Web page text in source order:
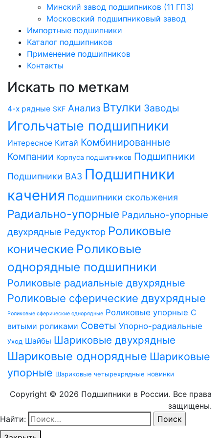
Минский завод подшипников (11 ГПЗ)
Московский подшипниковый завод
Импортные подшипники
Каталог подшипников
Применение подшипников
Контакты
Искать по меткам
4-х рядные SKF Анализ Втулки Заводы
Игольчатые подшипники
Интересное Китай Комбинированные
Компании Корпуса подшипников Подшипники
Подшипники ВАЗ Подшипники
качения Подшипники скольжения
Радиально-упорные Радильно-упорные
двухрядные Редуктор Роликовые
конические Роликовые
однорядные подшипники
Роликовые радиальные двухрядные
Роликовые сферические двухрядные
Роликовые сферические однорядные Роликовые упорные С
витыми роликами Советы Упорно-радиальные
Уход Шайбы Шариковые двухрядные
Шариковые однорядные Шариковые
упорные Шариковые четырехрядные новинки
Copyright © 2026 Подшипники в России. Все права
защищены.
Найти: